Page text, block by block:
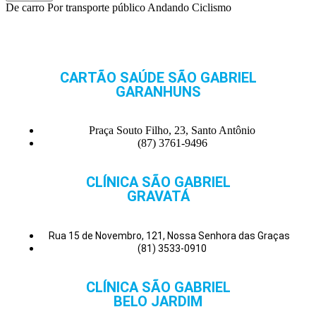
De carro Por transporte público Andando Ciclismo
CARTÃO SAÚDE SÃO GABRIEL
GARANHUNS
Praça Souto Filho, 23, Santo Antônio
(87) 3761-9496
CLÍNICA SÃO GABRIEL
GRAVATÁ
Rua 15 de Novembro, 121, Nossa Senhora das Graças
(81) 3533-0910
CLÍNICA SÃO GABRIEL
BELO JARDIM